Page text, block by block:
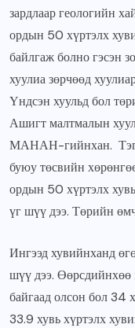
зардлаар геологийн
ордын 50 хүртэлх
байлгаж болно гэсэн
хуулиа зөрчөөд
Үндсэн хуульд бол
Ашигт малтмалын
МАНАН-гийнхан.
буюу төсвийн
ордын 50 хүртэлх
үг шүү дээ. Төрийн
Ингээд хувийнханд
шүү дээ. Өөрсдийнхөө
байгаад олсон бол 34
33.9 хувь хүртэлх